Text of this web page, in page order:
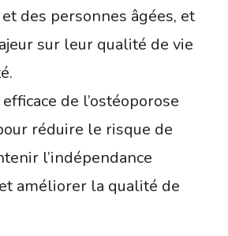
des personnes âgées, et
sur leur qualité de vie
de l’ostéoporose
réduire le risque de
l’indépendance
améliorer la qualité de